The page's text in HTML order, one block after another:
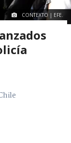
CONTEXTO | EFE.